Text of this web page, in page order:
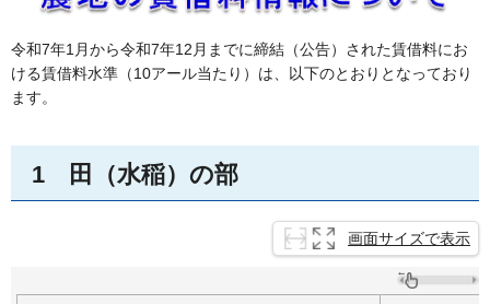
令和7年1月から令和7年12月までに締結（公告）された賃借料にお
ける賃借料水準（10アール当たり）は、以下のとおりとなっており
ます。
1 田 （水稲）の部
画面サイズで表示